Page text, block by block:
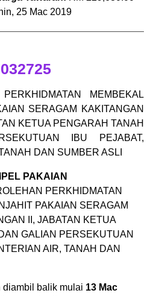
25 Mac 2019
MEMBEKAL
SERAGAM KAKITANGAN
KETUA PENGARAH TANAH
IBU PEJABAT,
DAN SUMBER ASLI
PAKAIAN
PERKHIDMATAN
PAKAIAN SERAGAM
II, JABATAN KETUA
GALIAN PERSEKUTUAN
AIR, TANAH DAN
balik mulai 13 Mac